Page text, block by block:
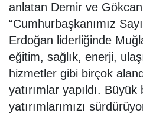
anlatan Demir ve
“Cumhurbaşkanımız
Erdoğan liderliğinde
eğitim, sağlık, enerji,
hizmetler gibi birçok
yatırımlar yapıldı. Büyük
yatırımlarımızı